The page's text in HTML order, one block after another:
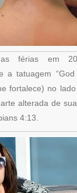
férias em
a tatuagem
fortalece) no
alterada de
4:13.